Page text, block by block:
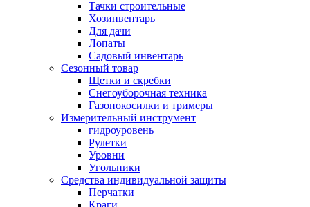
Тачки строительные
Хозинвентарь
Для дачи
Лопаты
Садовый инвентарь
Сезонный товар
Щетки и скребки
Снегоуборочная техника
Газонокосилки и тримеры
Измерительный инструмент
гидроуровень
Рулетки
Уровни
Угольники
Средства индивидуальной защиты
Перчатки
Краги